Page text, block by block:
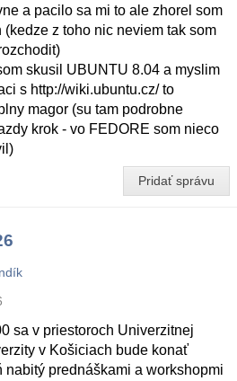
a pacilo sa mi to ale zhorel som
(kedze z toho nic neviem tak som
skusil UBUNTU 8.04 a myslim
s http://wiki.ubuntu.cz/ to
magor (su tam podrobne
krok - vo FEDORE som nieco
Pridať správu
sa v priestoroch Univerzitnej
v Košiciach bude konať
nabitý prednáškami a workshopmi